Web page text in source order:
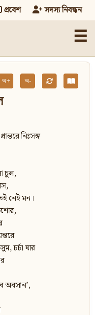
প্রবেশ সদস্য নিবন্ধন
☰
অ+ অ-
নিঃসঙ্গ
চুল,
নেই মন।
চর্চা যার
অবসান’,